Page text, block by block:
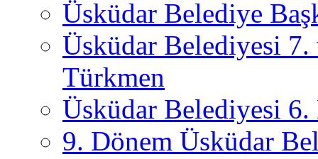
Üsküdar Belediye
Üsküdar Belediyesi
Türkmen
Üsküdar Belediyesi 6.
9. Dönem Üsküdar